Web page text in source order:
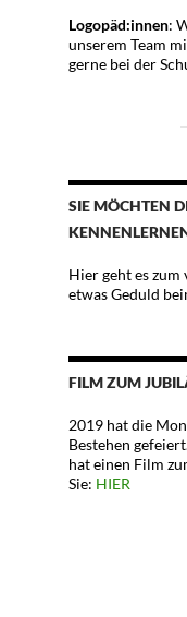
Logopäd:innen:
unserem Team
gerne bei der
SIE MÖCHTEN
Hier geht es
etwas Geduld
FILM ZUM
2019 hat die
Bestehen
hat einen Film
Sie: HIER